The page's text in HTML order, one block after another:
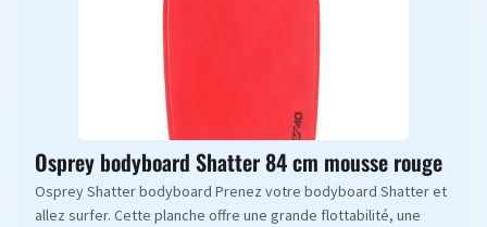
Osprey bodyboard Shatter 84 cm mousse rouge
Osprey Shatter bodyboard Prenez votre bodyboard Shatter et
allez surfer. Cette planche offre une grande flottabilité, une